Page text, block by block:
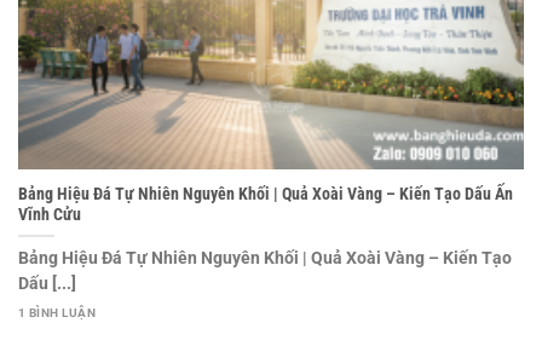
Bảng Hiệu Đá Tự Nhiên Nguyên Khối | Quả Xoài Vàng – Kiến Tạo Dấu Ấn
Vĩnh Cửu
Bảng Hiệu Đá Tự Nhiên Nguyên Khối | Quả Xoài Vàng – Kiến Tạo
Dấu [...]
1 BÌNH LUẬN